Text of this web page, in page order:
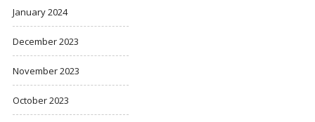
January 2024
December 2023
November 2023
October 2023